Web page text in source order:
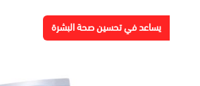
يساعد في تحسين صحة البشرة